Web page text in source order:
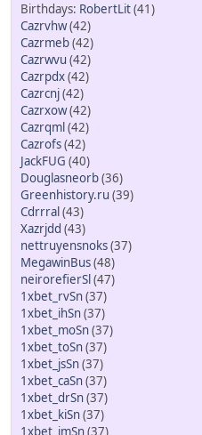
RobertLit(41)
Cazrvhw(42)
Cazrmeb(42)
Cazrwvu (42)
Cazrpdx(42)
Cazrcnj(42)
Cazrxow(42)
Cazrqml (42)
Cazrofs(42)
JackFUG (40)
Douglasneorb(36)
Greenhistory.ru (39)
Cdrrral (43)
Xazrjdd (43)
nettruyensnoks(37)
MegawinBus(48)
neirorefierSl (47)
1xbet_rvSn(37)
1xbet_ihSn(37)
1xbet_moSn(37)
1xbet_toSn(37)
1xbet_jsSn(37)
1xbet_caSn(37)
1xbet_drSn(37)
1xbet_kiSn(37)
1xbet_jmSn(37)